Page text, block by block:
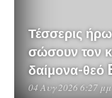
Τέσσερις
σώσουν τον
δαίμονα-θεό
04 Αυγ 2026 6:27 μμ